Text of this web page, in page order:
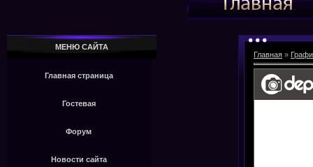
МЕНЮ САЙТА
Главная страница
Гостевая
Форум
Новости сайта
Главная »